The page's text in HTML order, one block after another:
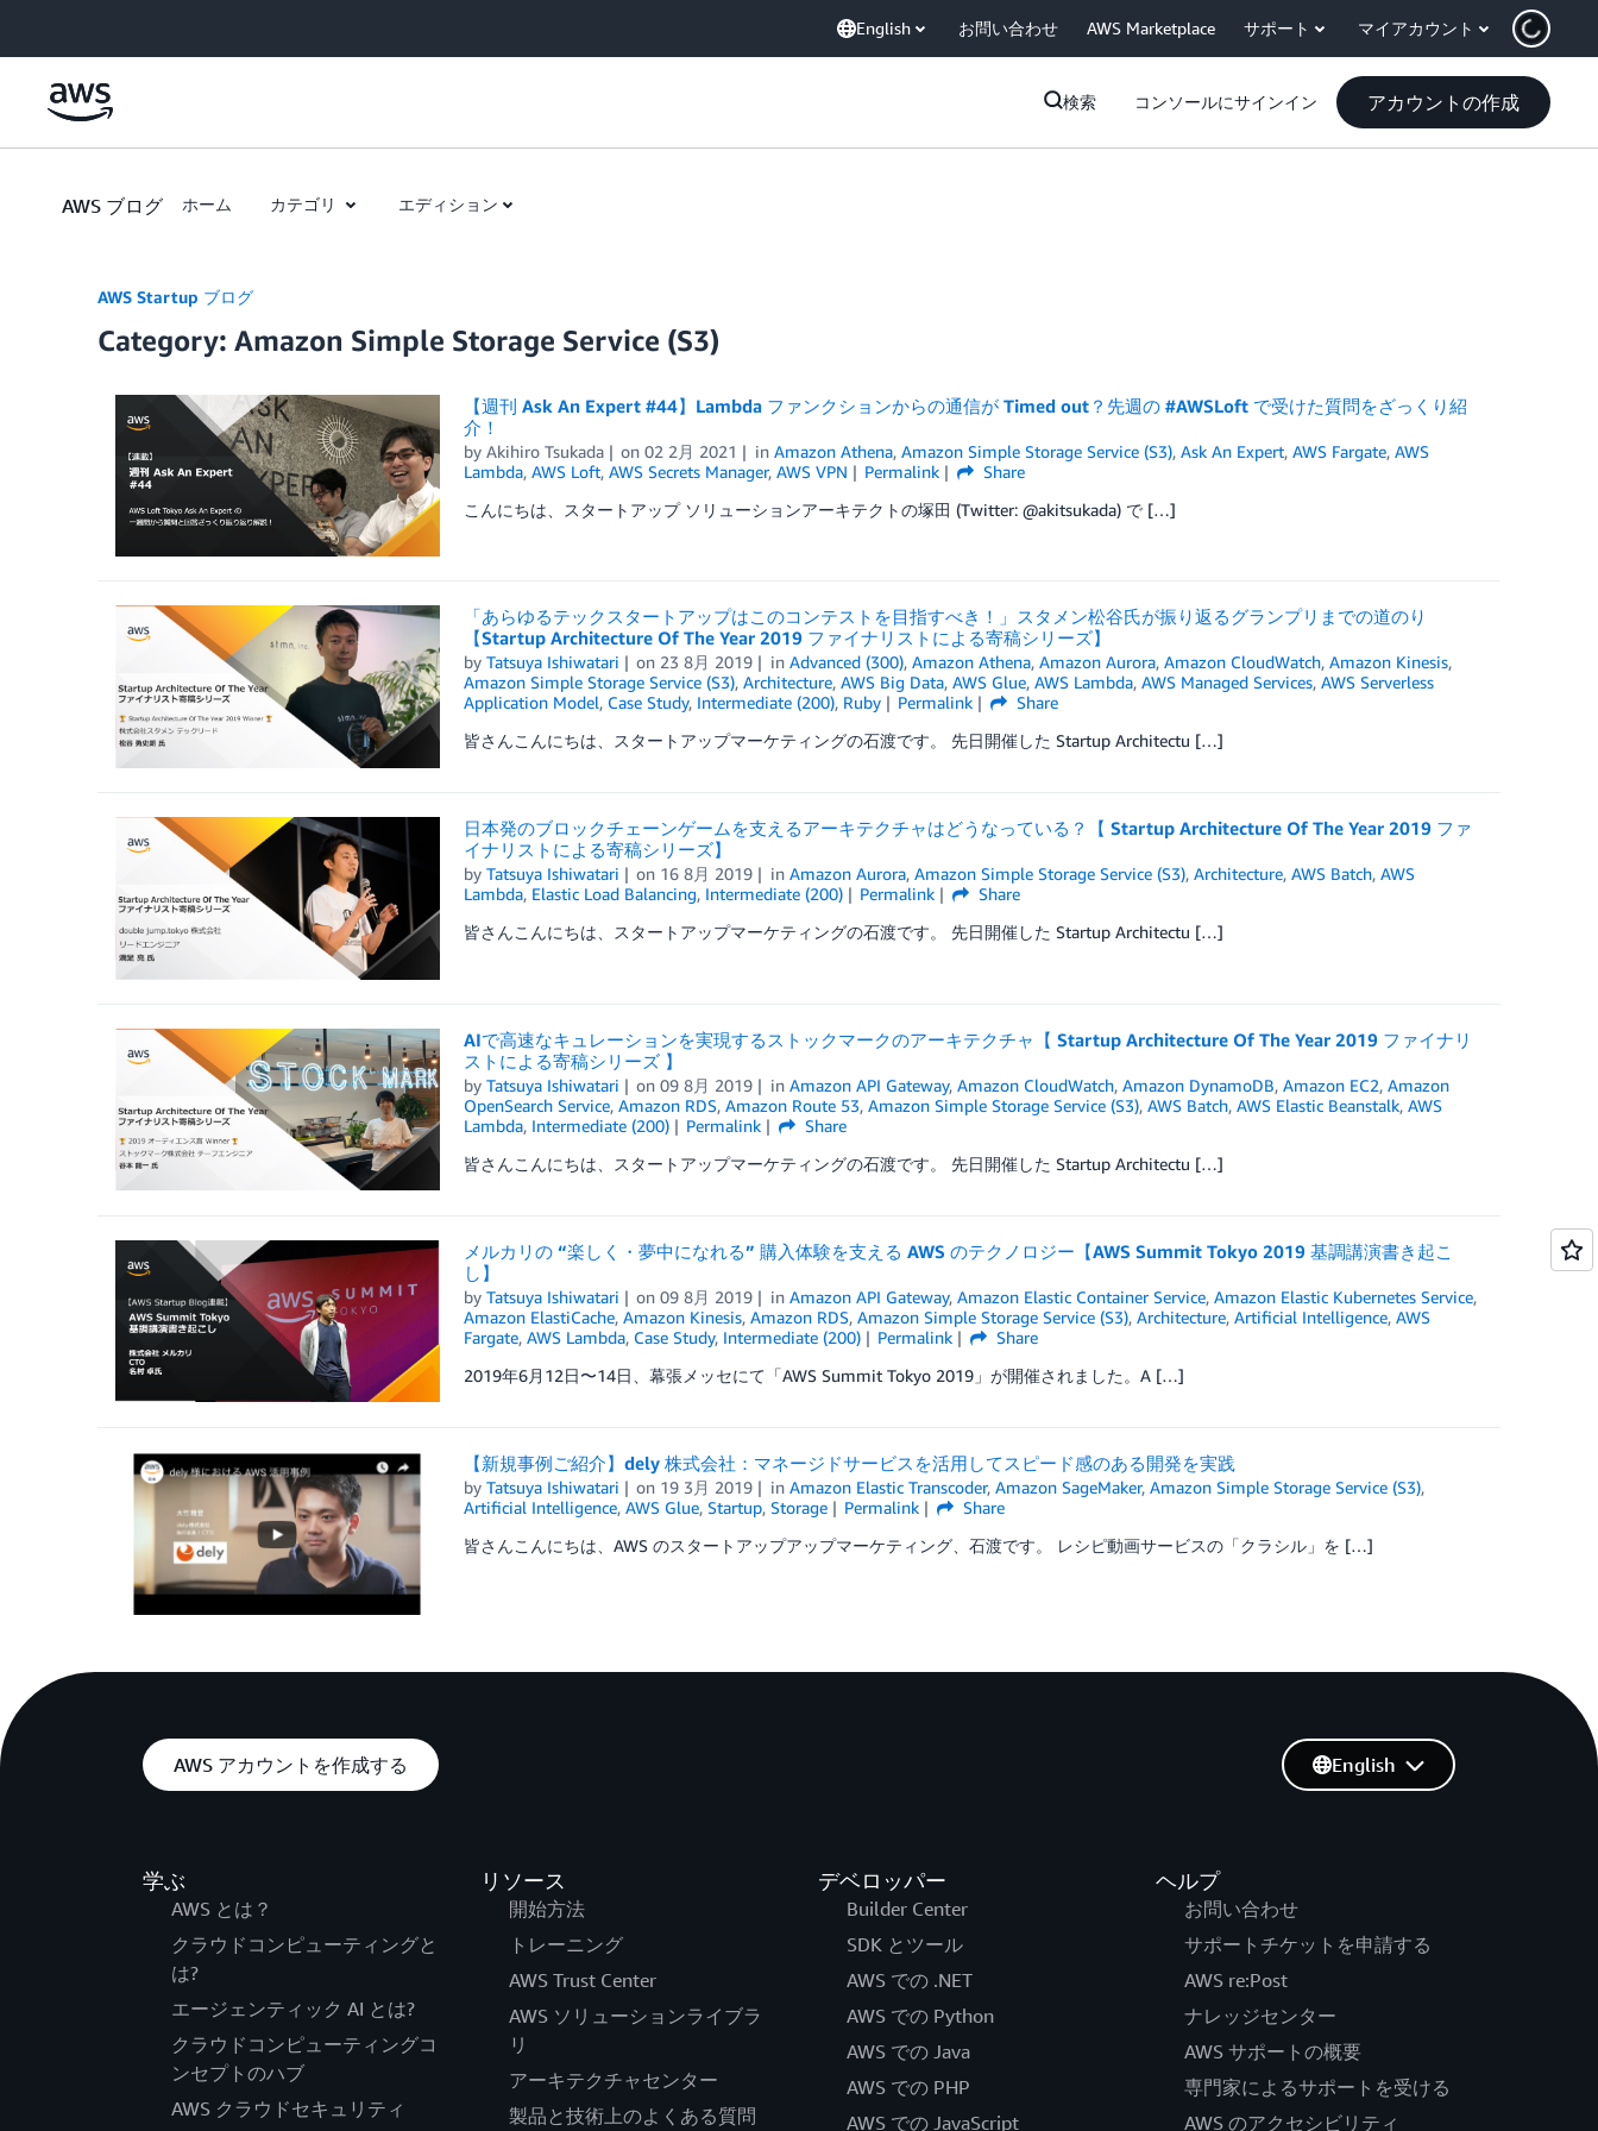
English お問い合わせ AWS Marketplace サポート マイアカウント
検索 コンソールにサインイン アカウントの作成
AWS ブログ ホーム カテゴリ エディション
AWS Startup ブログ
Category: Amazon Simple Storage Service (S3)
【週刊 Ask An Expert #44】Lambda ファンクションからの通信が Timed out？先週の #AWSLoft で受けた質問をざっくり紹
介！
by Akihiro Tsukada on02 2月 2021 inAmazon Athena,Amazon Simple Storage Service (S3),Ask An Expert,AWS Fargate,AWS
Lambda, AWS Loft, AWS Secrets Manager, AWS VPN Permalink
Share
こんにちは、スタートアップ ソリューションアーキテクトの塚田 (Twitter: @akitsukada) で […]
「あらゆるテックスタートアップはこのコンテストを目指すべき！」スタメン松谷氏が振り返るグランプリまでの道のり
【Startup Architecture Of The Year 2019 ファイナリストによる寄稿シリーズ】
by Tatsuya Ishiwatari on 23 8月 2019 inAdvanced (300),Amazon Athena,Amazon Aurora,Amazon CloudWatch,Amazon Kinesis,
Amazon Simple Storage Service (S3), Architecture, AWS Big Data, AWS Glue, AWS Lambda, AWS Managed Services, AWS Serverless
Application Model, Case Study, Intermediate (200), Ruby Permalink
Share
皆さんこんにちは、スタートアップマーケティングの石渡です。 先日開催した Startup Architectu […]
日本発のブロックチェーンゲームを支えるアーキテクチャはどうなっている？【 Startup Architecture Of The Year 2019 ファ
イナリストによる寄稿シリーズ】
by Tatsuya Ishiwatari on 16 8月 2019 inAmazon Aurora,Amazon Simple Storage Service (S3),Architecture,AWS Batch,AWS
Lambda, Elastic Load Balancing, Intermediate (200) Permalink
Share
皆さんこんにちは、スタートアップマーケティングの石渡です。 先日開催した Startup Architectu […]
AIで高速なキュレーションを実現するストックマークのアーキテクチャ【 Startup Architecture Of The Year 2019 ファイナリ
ストによる寄稿シリーズ 】
by Tatsuya Ishiwatari on09 8月 2019 inAmazon API Gateway,Amazon CloudWatch,Amazon DynamoDB,Amazon EC2,Amazon
OpenSearch Service, Amazon RDS, Amazon Route 53, Amazon Simple Storage Service (S3), AWS Batch, AWS Elastic Beanstalk, AWS
Lambda, Intermediate (200) Permalink
Share
皆さんこんにちは、スタートアップマーケティングの石渡です。 先日開催した Startup Architectu […]
メルカリの “楽しく・夢中になれる” 購入体験を支える AWS のテクノロジー【AWS Summit Tokyo 2019 基調講演書き起こ
し】
by Tatsuya Ishiwatari on09 8月 2019 inAmazon API Gateway,Amazon Elastic Container Service,Amazon Elastic Kubernetes Service,
Amazon ElastiCache, Amazon Kinesis, Amazon RDS, Amazon Simple Storage Service (S3), Architecture, Artificial Intelligence, AWS
Fargate, AWS Lambda, Case Study, Intermediate (200) Permalink
Share
2019年6月12日〜14日、幕張メッセにて「AWS Summit Tokyo 2019」が開催されました。A […]
【新規事例ご紹介】dely 株式会社：マネージドサービスを活用してスピード感のある開発を実践
by Tatsuya Ishiwatari on 19 3月 2019 inAmazon Elastic Transcoder,Amazon SageMaker,Amazon Simple Storage Service (S3),
Artificial Intelligence, AWS Glue, Startup, Storage Permalink
Share
皆さんこんにちは、AWS のスタートアップアップマーケティング、石渡です。 レシピ動画サービスの「クラシル」を […]
AWS アカウントを作成する
学ぶ
AWS とは？
クラウドコンピューティングと
は?
エージェンティック AI とは?
クラウドコンピューティングコ
ンセプトのハブ
AWS クラウドセキュリティ
リソース
開始方法
トレーニング
AWS Trust Center
AWS ソリューションライブラ
リ
アーキテクチャセンター
製品と技術上のよくある質問
デベロッパー
Builder Center
SDK とツール
AWS での .NET
AWS での Python
AWS での Java
AWS での PHP
AWS での JavaScript
ヘルプ
お問い合わせ
サポートチケットを申請する
AWS re:Post
ナレッジセンター
AWS サポートの概要
専門家によるサポートを受ける
AWS のアクセシビリティ
English